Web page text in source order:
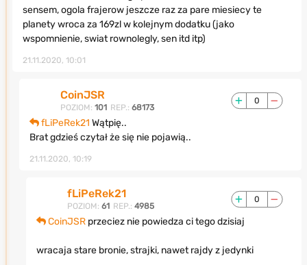
sensem, ogola frajerow jeszcze raz za pare miesiecy te
planety wroca za 169zl w kolejnym dodatku (jako
wspomnienie, swiat rownolegly, sen itd itp)
21.11.2020, 10:01
CoinJSR
POZIOM: 101 REP.: 68173
0
fLiPeRek21 Wątpię..
Brat gdzieś czytał że się nie pojawią..
21.11.2020, 10:19
fLiPeRek21
POZIOM: 61 REP.: 4985
0
CoinJSRprzeciez nie powiedza ci tego dzisiaj
wracaja stare bronie, strajki, nawet rajdy z jedynki